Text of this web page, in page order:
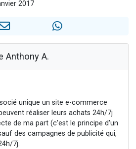
reste 49 places pour étudier en groupe sur Zoom
nouvelles musiques dans Torah-Box Music
2 personnes viennent de nous rejoindre sur WhatsApp
2017
Anthony A.
unique un site e-commerce
réaliser leurs achats 24h/7j
de ma part (c'est le principe d'un
des campagnes de publicité qui,
7j.